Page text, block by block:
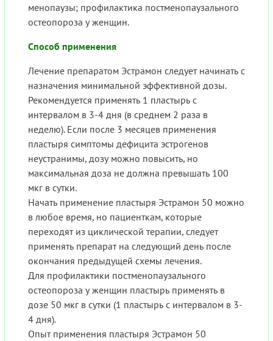
менопаузы; профилактика постменопаузального
остеопороза у женщин.
Способ применения
Лечение препаратом Эстрамон следует начинать с
назначения минимальной эффективной дозы.
Рекомендуется применять 1 пластырь с
интервалом в 3-4 дня (в среднем 2 раза в
неделю). Если после 3 месяцев применения
пластыря симптомы дефицита эстрогенов
неустранимы, дозу можно повысить, но
максимальная доза не должна превышать 100
мкг в сутки.
Начать применение пластыря Эстрамон 50 можно
в любое время, но пациенткам, которые
переходят из циклической терапии, следует
применять препарат на следующий день после
окончания предыдущей схемы лечения.
Для профилактики постменопаузального
остеопороза у женщин пластырь применять в
дозе 50 мкг в сутки (1 пластырь с интервалом в 3-
4 дня).
Опыт применения пластыря Эстрамон 50